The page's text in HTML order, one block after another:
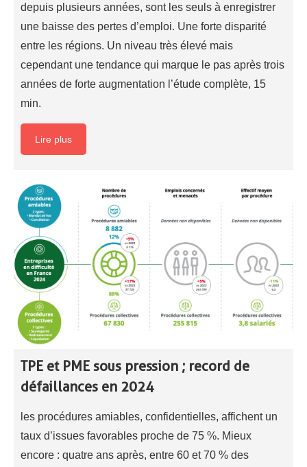
depuis plusieurs années, sont les seuls à enregistrer
une baisse des pertes d’emploi. Une forte disparité
entre les régions. Un niveau très élevé mais
cependant une tendance qui marque le pas après trois
années de forte augmentation l’étude complète, 15
min.
Lire plus
TPE et PME sous pression ; record de
défaillances en 2024
les procédures amiables, confidentielles, affichent un
taux d’issues favorables proche de 75 %. Mieux
encore : quatre ans après, entre 60 et 70 % des